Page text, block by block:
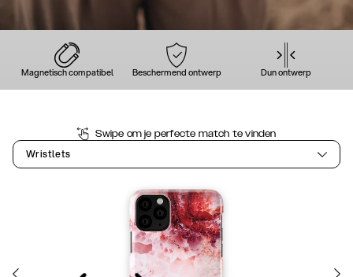
Magnetisch compatibel Beschermend ontwerp Dun ontwerp
Swipe om je perfecte match te vinden
Wristlets